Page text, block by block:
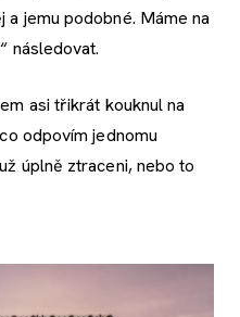
a jemu podobné. Máme na
následovat.
asi třikrát kouknul na
odpovím jednomu
úplně ztraceni, nebo to